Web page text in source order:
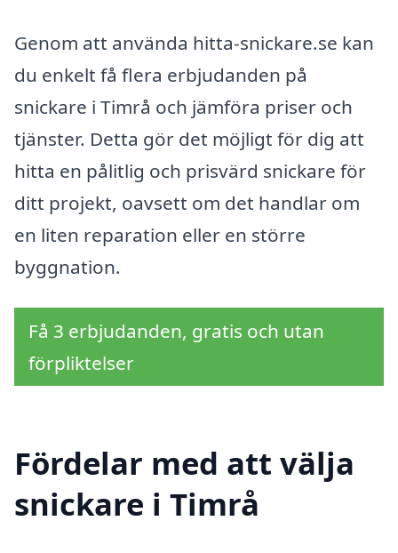
Genom att använda hitta-snickare.se kan
du enkelt få flera erbjudanden på
snickare i Timrå och jämföra priser och
tjänster. Detta gör det möjligt för dig att
hitta en pålitlig och prisvärd snickare för
ditt projekt, oavsett om det handlar om
en liten reparation eller en större
byggnation.
Få 3 erbjudanden, gratis och utan
förpliktelser
Fördelar med att välja
snickare i Timrå